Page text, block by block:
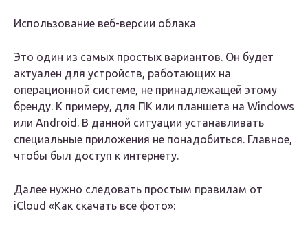
Использование веб-версии облака
Это один из самых простых вариантов. Он будет
актуален для устройств, работающих на
операционной системе, не принадлежащей этому
бренду. К примеру, для ПК или планшета на Windows
или Android. В данной ситуации устанавливать
специальные приложения не понадобиться. Главное,
чтобы был доступ к интернету.
Далее нужно следовать простым правилам от
iCloud «Как скачать все фото»: